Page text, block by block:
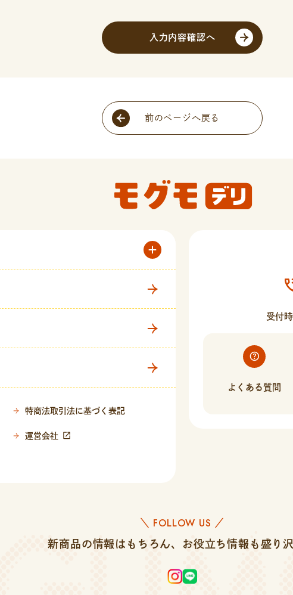
入力内容確認へ
前のページへ戻る
特商法取引法に基づく表記
運営会社
受付
よくある質問
＼ FOLLOW US ／
新商品の情報はもちろん、 お役立ち情報も盛り沢